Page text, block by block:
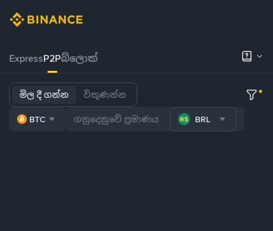
ExpressP2Pබ්ලොක්
මිල දී ගන්න විකුණන්න
BTC BRL